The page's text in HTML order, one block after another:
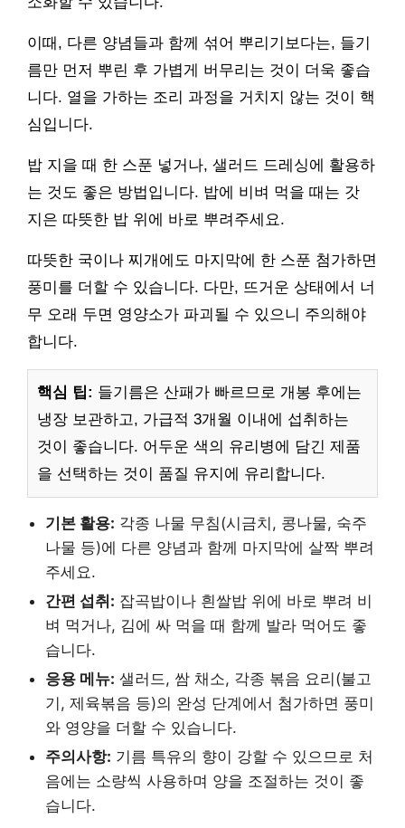
이때, 다른 양념들과 함께 섞어 뿌리기보다는, 들기
름만 먼저 뿌린 후 가볍게 버무리는 것이 더욱 좋습
니다. 열을 가하는 조리 과정을 거치지 않는 것이 핵
심입니다.
밥 지을 때 한 스푼 넣거나, 샐러드 드레싱에 활용하
는 것도 좋은 방법입니다. 밥에 비벼 먹을 때는 갓
지은 따뜻한 밥 위에 바로 뿌려주세요.
따뜻한 국이나 찌개에도 마지막에 한 스푼 첨가하면
풍미를 더할 수 있습니다. 다만, 뜨거운 상태에서 너
무 오래 두면 영양소가 파괴될 수 있으니 주의해야
합니다.
핵심 팁: 들기름은 산패가 빠르므로 개봉 후에는
냉장 보관하고, 가급적 3개월 이내에 섭취하는
것이 좋습니다. 어두운 색의 유리병에 담긴 제품
을 선택하는 것이 품질 유지에 유리합니다.
기본 활용: 각종 나물 무침(시금치, 콩나물, 숙주
나물 등)에 다른 양념과 함께 마지막에 살짝 뿌려
주세요.
간편 섭취: 잡곡밥이나 흰쌀밥 위에 바로 뿌려 비
벼 먹거나, 김에 싸 먹을 때 함께 발라 먹어도 좋
습니다.
응용 메뉴: 샐러드, 쌈 채소, 각종 볶음 요리(불고
기, 제육볶음 등)의 완성 단계에서 첨가하면 풍미
와 영양을 더할 수 있습니다.
주의사항: 기름 특유의 향이 강할 수 있으므로 처
음에는 소량씩 사용하며 양을 조절하는 것이 좋
습니다.